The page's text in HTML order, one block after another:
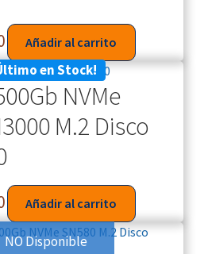
Añadir al carrito
en Stock!
NVMe
M.2 Disco
Añadir al carrito
NO Disponible